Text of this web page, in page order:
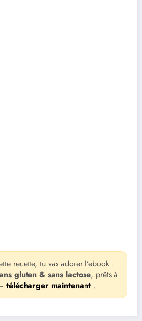
recette, tu vas adorer l’ebook :
gluten & sans lactose, prêts à
télécharger maintenant .